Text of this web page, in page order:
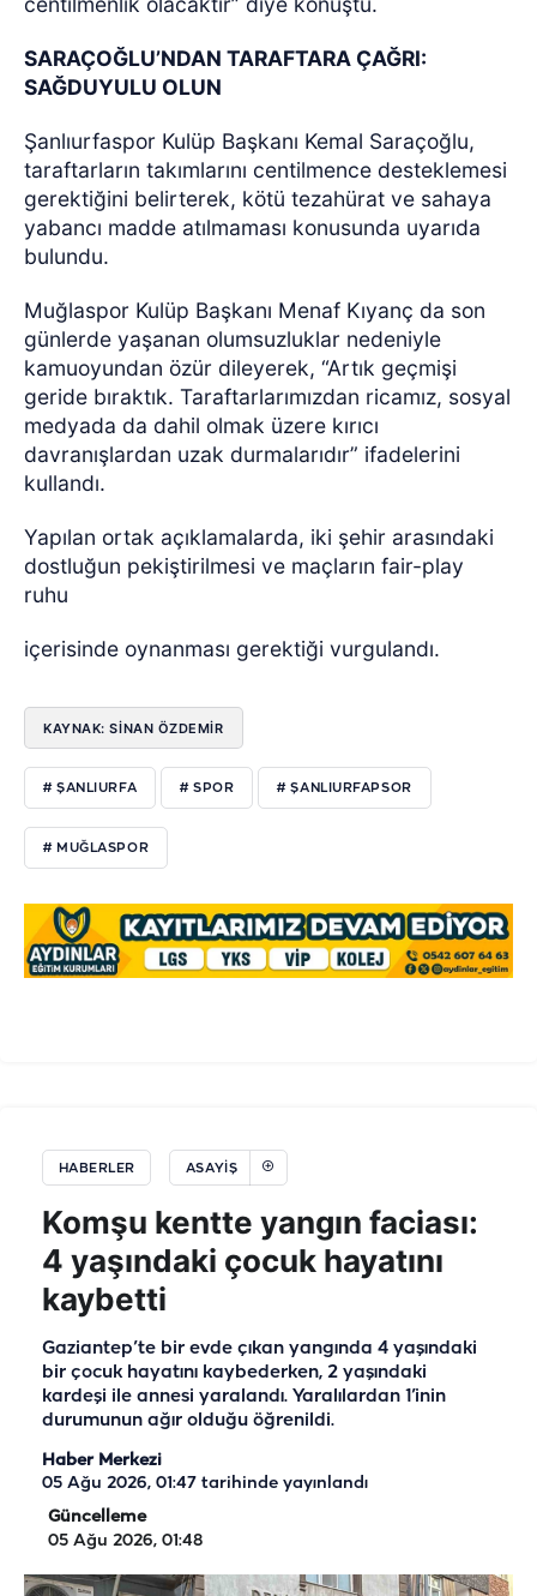
SARAÇOĞLU’NDAN TARAFTARA ÇAĞRI:
SAĞDUYULU OLUN
Şanlıurfaspor Kulüp Başkanı Kemal Saraçoğlu,
taraftarların takımlarını centilmence desteklemesi
gerektiğini belirterek, kötü tezahürat ve sahaya
yabancı madde atılmaması konusunda uyarıda
bulundu.
Muğlaspor Kulüp Başkanı Menaf Kıyanç da son
günlerde yaşanan olumsuzluklar nedeniyle
kamuoyundan özür dileyerek, “Artık geçmişi
geride bıraktık. Taraftarlarımızdan ricamız, sosyal
medyada da dahil olmak üzere kırıcı
davranışlardan uzak durmalarıdır” ifadelerini
kullandı.
Yapılan ortak açıklamalarda, iki şehir arasındaki
dostluğun pekiştirilmesi ve maçların fair-play
ruhu
içerisinde oynanması gerektiği vurgulandı.
KAYNAK: SİNAN ÖZDEMİR
# ŞANLIURFA # SPOR # ŞANLIURFAPSOR
# MUĞLASPOR
HABERLER ASAYIŞ
Komşu kentte yangın faciası:
4 yaşındaki çocuk hayatını
kaybetti
Gaziantep’te bir evde çıkan yangında 4 yaşındaki
bir çocuk hayatını kaybederken, 2 yaşındaki
kardeşi ile annesi yaralandı. Yaralılardan 1’inin
durumunun ağır olduğu öğrenildi.
Haber Merkezi
05 Ağu 2026, 01:47 tarihinde yayınlandı
Güncelleme
05 Ağu 2026, 01:48